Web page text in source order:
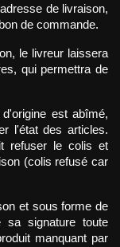
de livraison,
de commande.
le livreur laissera
qui permettra de
est abîmé,
l'état des articles.
refuser le colis et
(colis refusé car
et sous forme de
sa signature toute
manquant par